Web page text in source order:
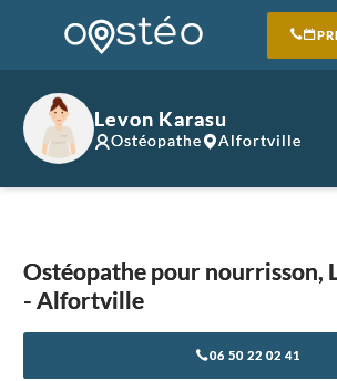
Levon Karasu
Ostéopathe Alfortville
Ostéopathe pour nourrisson,
- Alfortville
06 50 22 02 41